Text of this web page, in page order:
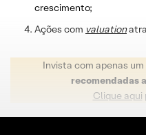
crescimento;
Ações com valuation
Invista com apenas um
recomendadas
Clique aqui